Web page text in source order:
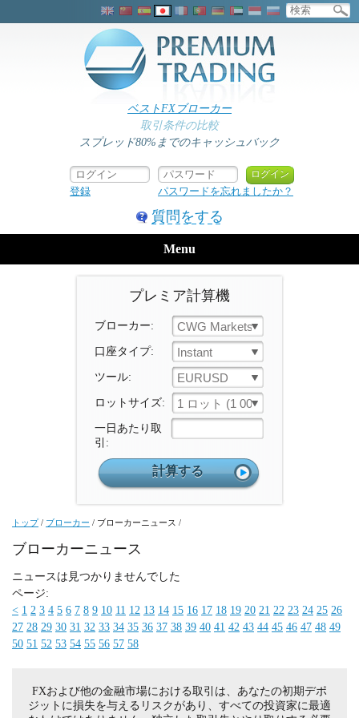
ベストFXブローカー
取引条件の比較
スプレッド80%までのキャッシュバック
登録 パスワードを忘れましたか？
質問をする
Menu
プレミア計算機
ブローカー: CWG Markets
口座タイプ: Instant
ツール: EURUSD
ロットサイズ: 1 ロット (1 000 ユニット)
一日あたり取
引:
トップ/ ブローカー / ブローカーニュース /
ブローカーニュース
ニュースは見つかりませんでした
ページ:
< 1 2 3 4 5 6 7 8 9 10 11 12 13 14 15 16 17 18 19 20 21 22 23 24 25 26
27 28 29 30 31 32 33 34 35 36 37 38 39 40 41 42 43 44 45 46 47 48 49
50 51 52 53 54 55 56 57 58
FXおよび他の金融市場における取引は、あなたの初期デポ
ジットに損失を与えるリスクがあり、すべての投資家に最適